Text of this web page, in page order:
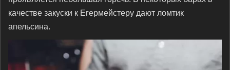
качестве закуски к Егермейстеру дают ломтик
апельсина.